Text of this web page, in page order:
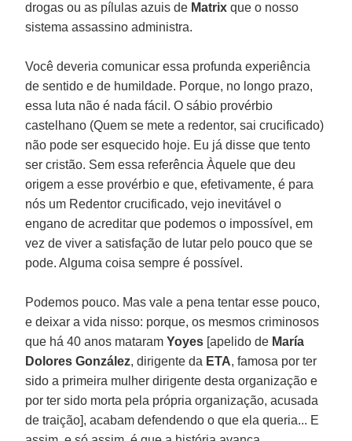
drogas ou as pílulas azuis de Matrix que o nosso
sistema assassino administra.
Você deveria comunicar essa profunda experiência
de sentido e de humildade. Porque, no longo prazo,
essa luta não é nada fácil. O sábio provérbio
castelhano (Quem se mete a redentor, sai crucificado)
não pode ser esquecido hoje. Eu já disse que tento
ser cristão. Sem essa referência Àquele que deu
origem a esse provérbio e que, efetivamente, é para
nós um Redentor crucificado, vejo inevitável o
engano de acreditar que podemos o impossível, em
vez de viver a satisfação de lutar pelo pouco que se
pode. Alguma coisa sempre é possível.
Podemos pouco. Mas vale a pena tentar esse pouco,
e deixar a vida nisso: porque, os mesmos criminosos
que há 40 anos mataramYoyes [apelido de María
Dolores González, dirigente da ETA, famosa por ter
sido a primeira mulher dirigente desta organização e
por ter sido morta pela própria organização, acusada
de traição], acabam defendendo o que ela queria... E